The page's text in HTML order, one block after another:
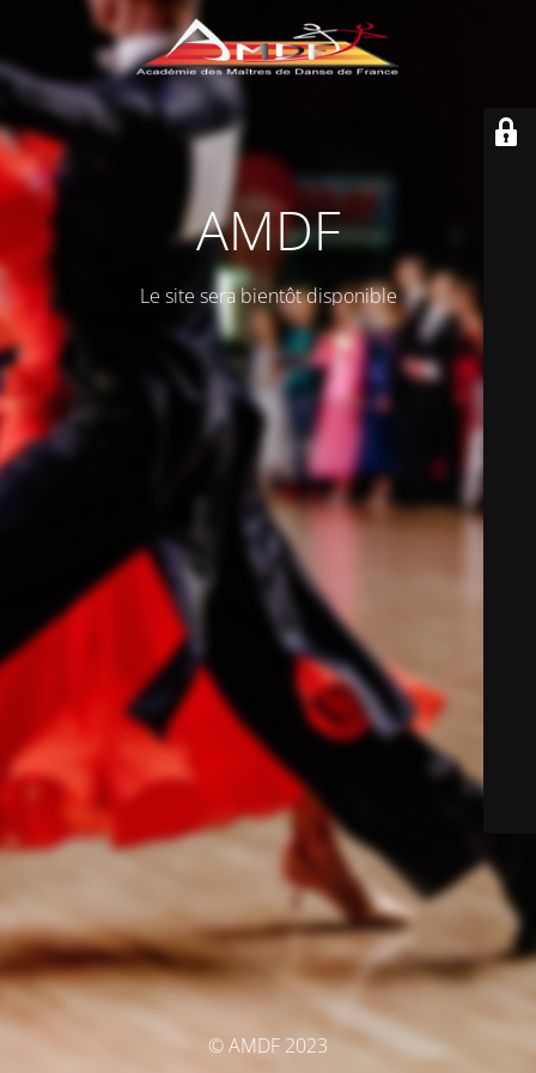
AMDF
Le site sera bientôt disponible
© AMDF 2023